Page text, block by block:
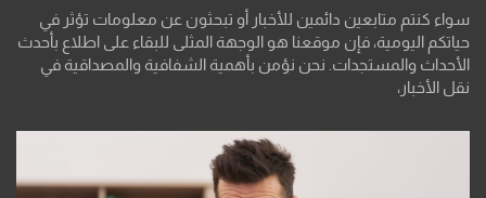
سواء كنتم متابعين دائمين للأخبار أو تبحثون عن معلومات تؤثر في
حياتكم اليومية، فإن موقعنا هو الوجهة المثلى للبقاء على اطلاع بأحدث
الأحداث والمستجدات. نحن نؤمن بأهمية الشفافية والمصداقية في
نقل الأخبار،